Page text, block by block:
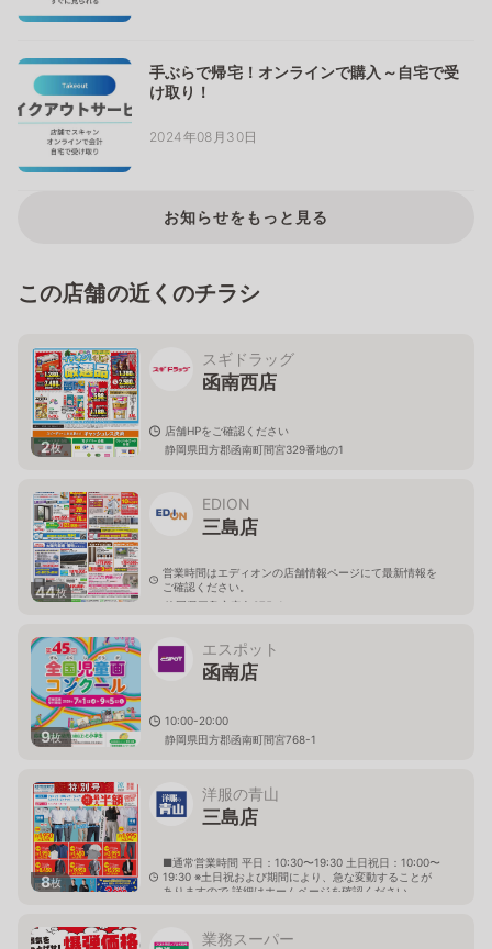
手ぶらで帰宅！オンラインで購入～自宅で受
け取り！
2024年08月30日
お知らせをもっと見る
この店舗の近くのチラシ
2枚
スギドラッグ
函南西店
店舗HPをご確認ください
静岡県田方郡函南町間宮329番地の1
44枚
EDION
三島店
営業時間はエディオンの店舗情報ページにて最新情報を
ご確認ください。
静岡県三島市安久375-1
9枚
エスポット
函南店
10:00-20:00
静岡県田方郡函南町間宮768-1
8枚
洋服の青山
三島店
■通常営業時間 平日：10:30〜19:30 土日祝日：10:00〜
19:30 ※土日祝および期間により、急な変動することが
ありますので 詳細はホームページを確認ください
業務スーパー